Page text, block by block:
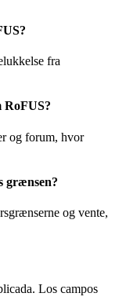
fra
RoFUS?
og forum, hvor
grænsen?
og vente,
Los campos